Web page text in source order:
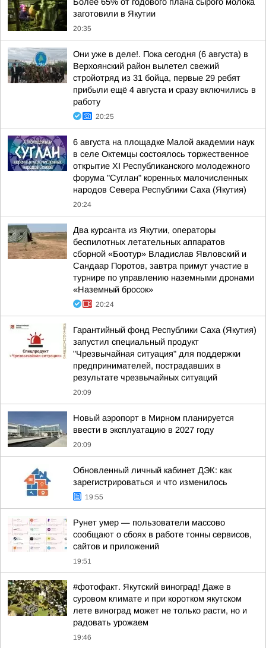
заготовили в Якутии
20:35
Они уже в деле!. Пока сегодня (6 августа) в
Верхоянский район вылетел свежий
стройотряд из 31 бойца, первые 29 ребят
прибыли ещё 4 августа и сразу включились в
работу
20:25
6 августа на площадке Малой академии наук
в селе Октемцы состоялось торжественное
открытие XI Республиканского молодежного
форума "Суглан" коренных малочисленных
народов Севера Республики Саха (Якутия)
20:24
Два курсанта из Якутии, операторы
беспилотных летательных аппаратов
сборной «Боотур» Владислав Явловский и
Сандаар Поротов, завтра примут участие в
турнире по управлению наземными дронами
«Наземный бросок»
20:24
Гарантийный фонд Республики Саха (Якутия)
запустил специальный продукт
"Чрезвычайная ситуация" для поддержки
предпринимателей, пострадавших в
результате чрезвычайных ситуаций
20:09
Новый аэропорт в Мирном планируется
ввести в эксплуатацию в 2027 году
20:09
Обновленный личный кабинет ДЭК: как
зарегистрироваться и что изменилось
19:55
Рунет умер — пользователи массово
сообщают о сбоях в работе тонны сервисов,
сайтов и приложений
19:51
#фотофакт. Якутский виноград! Даже в
суровом климате и при коротком якутском
лете виноград может не только расти, но и
радовать урожаем
19:46